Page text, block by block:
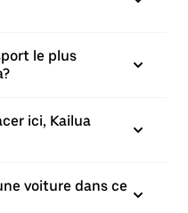
le plus
ici, Kailua
voiture dans ce